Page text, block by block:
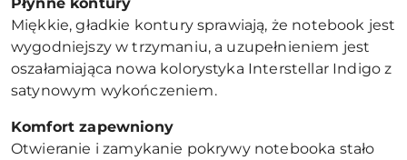
Miękkie, gładkie kontury sprawiają, że notebook jest
wygodniejszy w trzymaniu, a uzupełnieniem jest
oszałamiająca nowa kolorystyka Interstellar Indigo z
satynowym wykończeniem.
Komfort zapewniony
Otwieranie i zamykanie pokrywy notebooka stało